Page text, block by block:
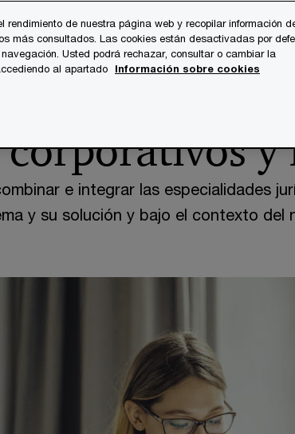
Sectores Temas clave Quiénes
e integrar las especialidades
y su solución y bajo el contexto del
y
de nuestra página web y recopilar información
más consultados. Las cookies están desactivadas por
Usted podrá rechazar, consultar o cambiar la
al apartado
Información sobre cookies